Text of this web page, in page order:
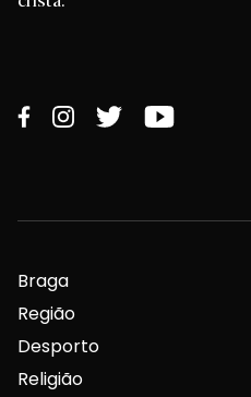
Braga
Região
Desporto
Religião